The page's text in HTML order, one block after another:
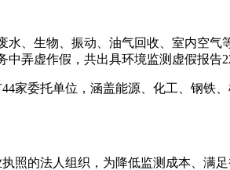
、生物、振动、油气回收、室内空
弄虚作假，共出具环境监测虚假报告
44家委托单位，涵盖能源、化工、钢铁
照的法人组织，为降低监测成本、满